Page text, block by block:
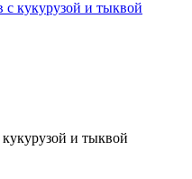
и тыквой